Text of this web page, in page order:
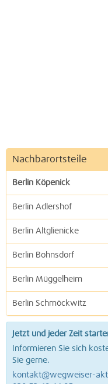
Nachbarortsteile
Berlin Köpenick
Berlin Adlershof
Berlin Altglienicke
Berlin Bohnsdorf
Berlin Müggelheim
Berlin Schmöckwitz
Jetzt und jeder Zeit
Informieren Sie sich
Sie gerne.
kontakt@wegweiser-